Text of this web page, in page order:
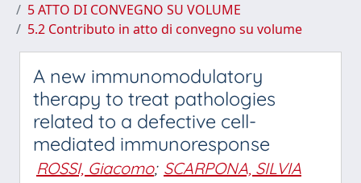
5 ATTO DI CONVEGNO SU VOLUME
5.2 Contributo in atto di convegno su volume
A new immunomodulatory
therapy to treat pathologies
related to a defective cell-
mediated immunoresponse
ROSSI, Giacomo; SCARPONA, SILVIA